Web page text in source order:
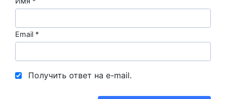
Email *
Получить ответ на e-mail.